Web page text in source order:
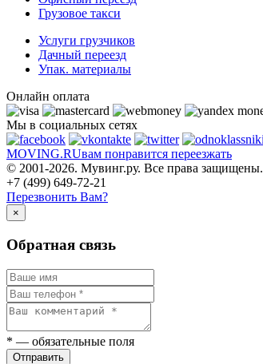
Грузовое такси
Услуги грузчиков
Дачный переезд
Упак. материалы
Онлайн оплата
Мы в социальных сетях
MOVING.RUвам понравится переезжать
© 2001-2026. Мувинг.ру. Все права защищены.
+7 (499) 649-72-21
Перезвонить Вам?
×
Обратная связь
* — обязательные поля
Отправить